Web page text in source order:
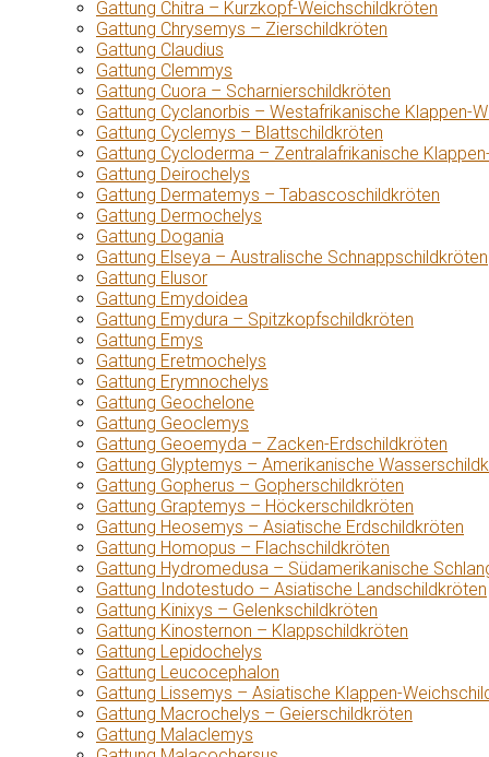
Gattung Chitra – Kurzkopf-Weichschildkröten
Gattung Chrysemys – Zierschildkröten
Gattung Claudius
Gattung Clemmys
Gattung Cuora – Scharnierschildkröten
Gattung Cyclanorbis – Westafrikanische Klappen-
Gattung Cyclemys – Blattschildkröten
Gattung Cycloderma – Zentralafrikanische
Gattung Deirochelys
Gattung Dermatemys – Tabascoschildkröten
Gattung Dermochelys
Gattung Dogania
Gattung Elseya – Australische Schnappschildkröten
Gattung Elusor
Gattung Emydoidea
Gattung Emydura – Spitzkopfschildkröten
Gattung Emys
Gattung Eretmochelys
Gattung Erymnochelys
Gattung Geochelone
Gattung Geoclemys
Gattung Geoemyda – Zacken-Erdschildkröten
Gattung Glyptemys – Amerikanische
Gattung Gopherus – Gopherschildkröten
Gattung Graptemys – Höckerschildkröten
Gattung Heosemys – Asiatische Erdschildkröten
Gattung Homopus – Flachschildkröten
Gattung Hydromedusa – Südamerikanische
Gattung Indotestudo – Asiatische Landschildkröten
Gattung Kinixys – Gelenkschildkröten
Gattung Kinosternon – Klappschildkröten
Gattung Lepidochelys
Gattung Leucocephalon
Gattung Lissemys – Asiatische Klappen-
Gattung Macrochelys – Geierschildkröten
Gattung Malaclemys